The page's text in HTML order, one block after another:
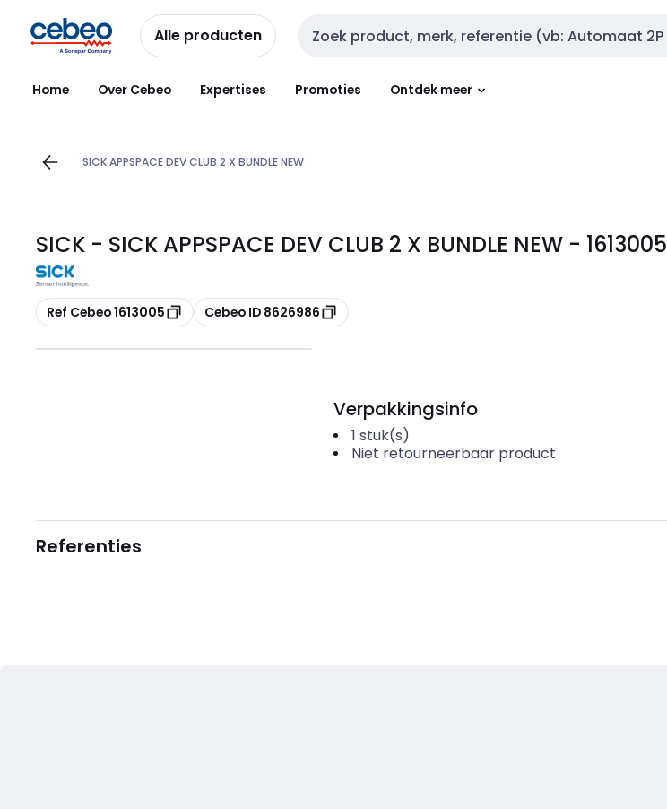
naar
navigatie
naar
inhoud
Alle producten Zoekveld invoer
Home Over Cebeo Expertises Promoties Ontdek meer
SICK APPSPACE DEV CLUB 2 X BUNDLE NEW
SICK - SICK APPSPACE DEV CLUB 2 X BUNDLE NEW - 1613005
Kopiëren
Ref Cebeo 1613005 Kopiëren
Cebeo ID 8626986
Verpakkingsinfo
1 stuk(s)
Niet retourneerbaar product
Referenties